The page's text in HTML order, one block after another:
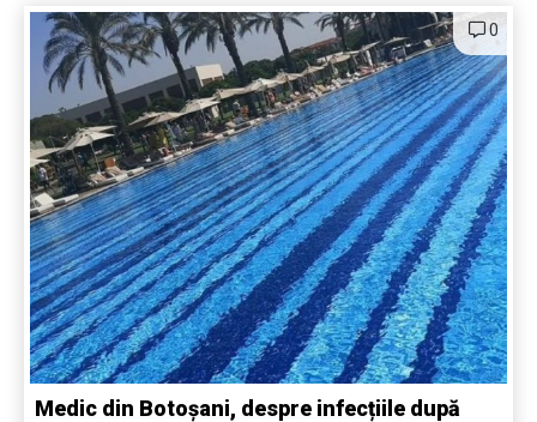
0
Medic din Botoșani, despre infecțiile după